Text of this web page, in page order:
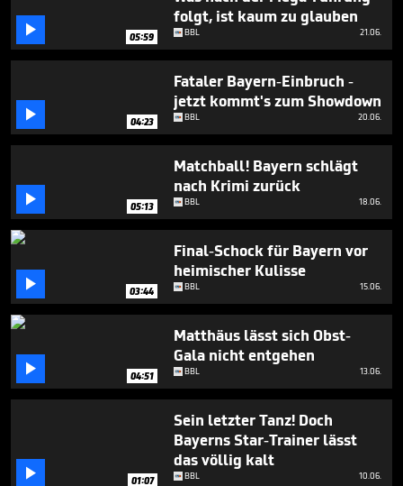
minutes,
seconds
 05:59
folgt, ist kaum zu glauben
BBL 21.06.
 04:23
Fataler Bayern-Einbruch -
jetzt kommt's zum Showdown
BBL 20.06.
 05:13
Matchball! Bayern schlägt
nach Krimi zurück
BBL 18.06.
 03:44
Final-Schock für Bayern vor
heimischer Kulisse
BBL 15.06.
 04:51
Matthäus lässt sich Obst-
Gala nicht entgehen
BBL 13.06.
 01:07
Sein letzter Tanz! Doch
Bayerns Star-Trainer lässt
das völlig kalt
BBL 10.06.